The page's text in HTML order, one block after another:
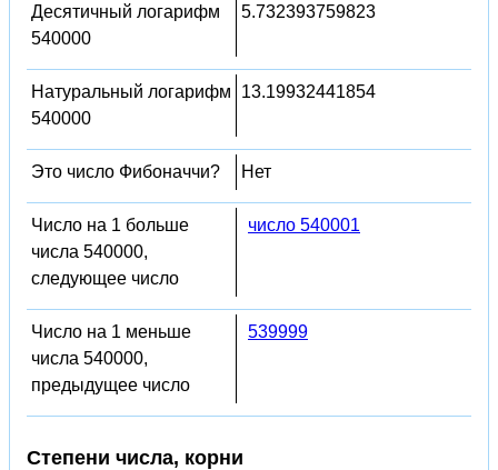
Десятичный логарифм
540000
5.732393759823
Натуральный логарифм
540000
13.19932441854
Это число Фибоначчи? Нет
Число на 1 больше
числа 540000,
следующее число
число 540001
Число на 1 меньше
числа 540000,
предыдущее число
539999
Степени числа, корни